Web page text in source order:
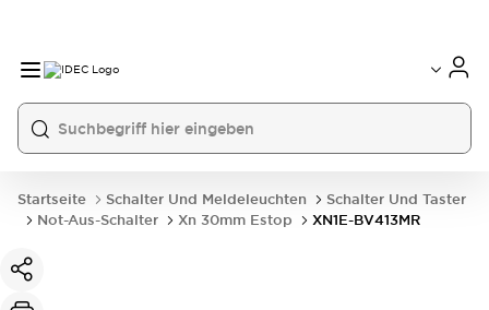
Startseite Schalter Und Meldeleuchten
Schalter Und Taster
Not-Aus-Schalter
Xn 30mm Estop XN1E-BV413MR